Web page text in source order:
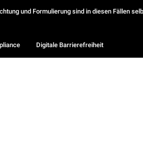
und Formulierung sind in diesen Fällen
Digitale Barrierefreiheit